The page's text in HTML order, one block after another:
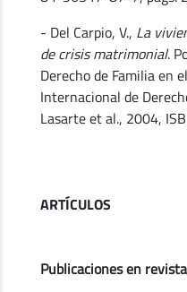
- Del Carpio, V., La
de crisis matrimonial.
Derecho de Familia en
Internacional de
Lasarte et al., 2004,
ARTÍCULOS
Publicaciones en